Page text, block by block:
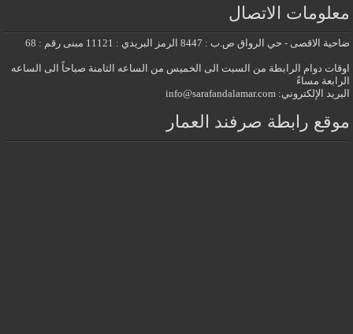
معلومات الاتصال
ضاحية الاقصى - حي الرواق ص.ب : 8447 الرمز البريدي : 11121 مبنى رقم : 68
اوقات دوام الرابطة من السبت الى الخميس من الساعه الثامنة صباحاً الى الساعه
الرابعة مساءً
البريد الإلكتروني: info@sarafandalamar.com
موقع رابطة صرفند العمار